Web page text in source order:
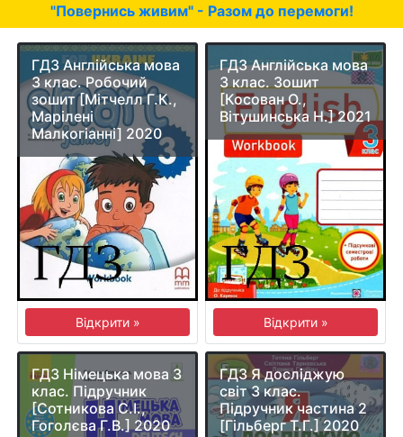
"Повернись живим" - Разом до перемоги!
ГДЗ Англійська мова
3 клас. Робочий
зошит [Мітчелл Г.К.,
Марілені
Малкогіанні] 2020
Відкрити »
ГДЗ Англійська мова
3 клас. Зошит
[Косован О.,
Вітушинська Н.] 2021
Відкрити »
ГДЗ Німецька мова 3
клас. Підручник
[Сотникова С.І.,
Гоголєва Г.В.] 2020
ГДЗ Я досліджую
світ 3 клас.
Підручник частина 2
[Гільберг Т.Г.] 2020